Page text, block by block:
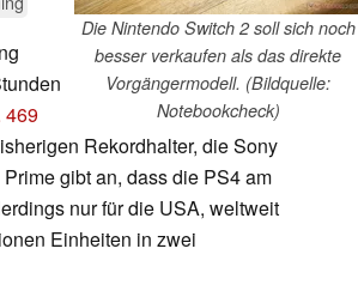
Die Nintendo Switch 2 soll sich noch
besser verkaufen als das direkte
Vorgängermodell. (Bildquelle:
Notebookcheck)
469
Rekordhalter, die Sony
gibt an, dass die PS4 am
nur für die USA, weltweit
Einheiten in zwei